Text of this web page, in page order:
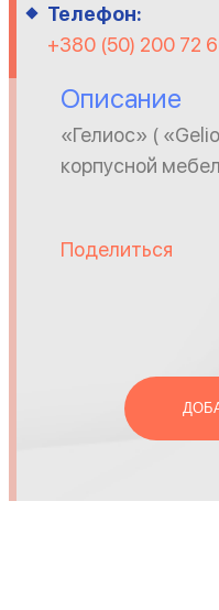
Телефон:
+380 (50) 200 72
Описание
«Гелиос» (
корпусной
Поделиться